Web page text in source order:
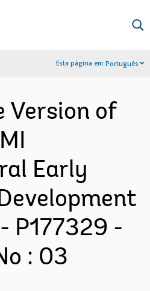
Esta página em:Português
Version of
Early
P177329 -
: 03